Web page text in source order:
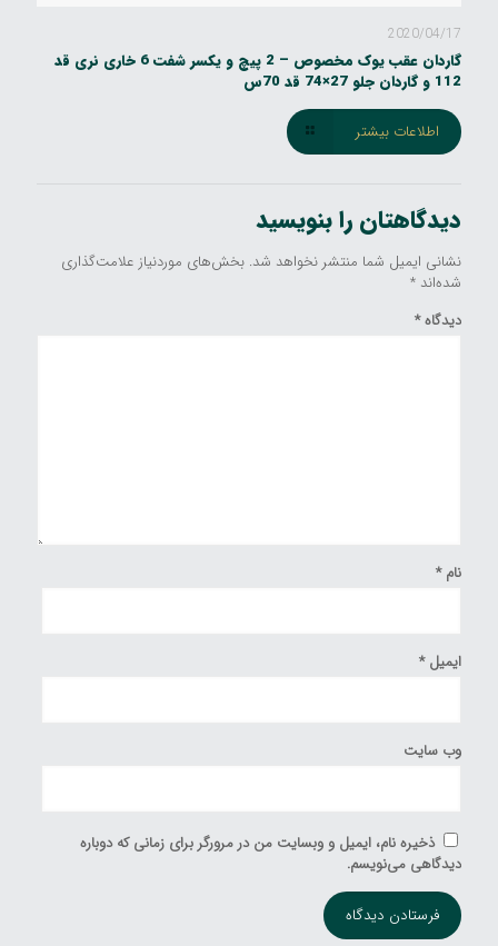
2020/04/17
گاردان عقب یوک مخصوص – 2 پیچ و یکسر شفت 6 خاری نری قد
112 و گاردان جلو 27×74 قد 70س
اطلاعات بیشتر
دیدگاهتان را بنویسید
نشانی ایمیل شما منتشر نخواهد شد. بخش‌های موردنیاز علامت‌گذاری
شده‌اند *
دیدگاه*
نام*
ایمیل*
وب‌ سایت
ذخیره نام، ایمیل و وبسایت من در مرورگر برای زمانی که دوباره
دیدگاهی می‌نویسم.